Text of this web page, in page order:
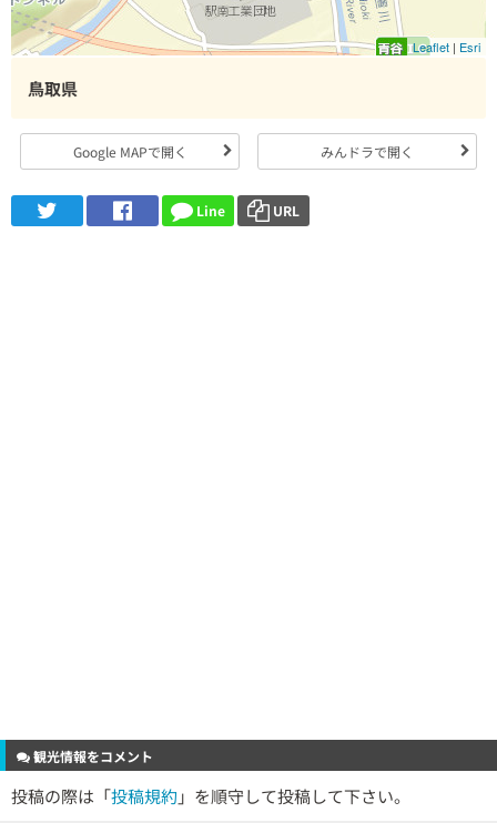
Leaflet | Esri
鳥取県
Google MAPで開く みんドラで開く
Line URL
観光情報をコメント
投稿の際は「投稿規約 」を順守して投稿して下さい。